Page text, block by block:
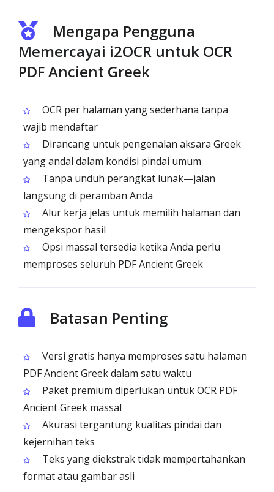
Mengapa Pengguna
Memercayai i2OCR untuk OCR
PDF Ancient Greek
OCR per halaman yang sederhana tanpa
wajib mendaftar
Dirancang untuk pengenalan aksara Greek
yang andal dalam kondisi pindai umum
Tanpa unduh perangkat lunak—jalan
langsung di peramban Anda
Alur kerja jelas untuk memilih halaman dan
mengekspor hasil
Opsi massal tersedia ketika Anda perlu
memproses seluruh PDF Ancient Greek
Batasan Penting
Versi gratis hanya memproses satu halaman
PDF Ancient Greek dalam satu waktu
Paket premium diperlukan untuk OCR PDF
Ancient Greek massal
Akurasi tergantung kualitas pindai dan
kejernihan teks
Teks yang diekstrak tidak mempertahankan
format atau gambar asli